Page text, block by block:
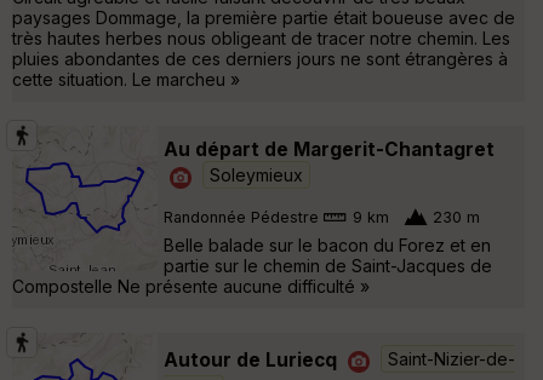
paysages Dommage, la première partie était boueuse avec de
très hautes herbes nous obligeant de tracer notre chemin. Les
pluies abondantes de ces derniers jours ne sont étrangères à
cette situation. Le marcheu »
Au départ de Margerit-Chantagret
Soleymieux
Randonnée Pédestre 9 km 230 m
Belle balade sur le bacon du Forez et en
partie sur le chemin de Saint-Jacques de
Compostelle Ne présente aucune difficulté »
Autour de Luriecq
Saint-Nizier-de-